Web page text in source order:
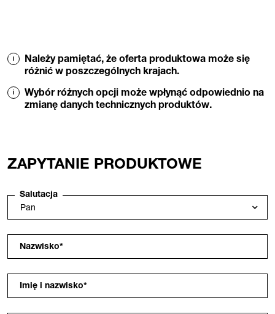
Należy pamiętać, że oferta produktowa może się
różnić w poszczególnych krajach.
Wybór różnych opcji może wpłynąć odpowiednio na
zmianę danych technicznych produktów.
ZAPYTANIE PRODUKTOWE
Salutacja
Nazwisko*
Imię i nazwisko*